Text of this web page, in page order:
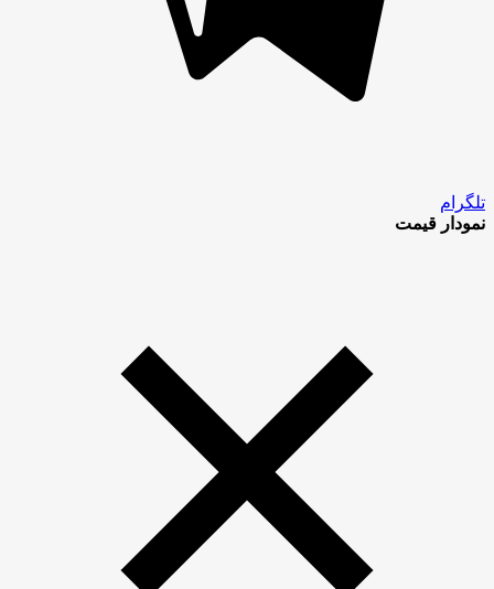
تلگرام
نمودار قیمت